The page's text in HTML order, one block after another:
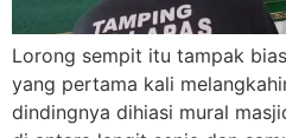
Lorong sempit itu tampak
yang pertama kali
dindingnya dihiasi mural